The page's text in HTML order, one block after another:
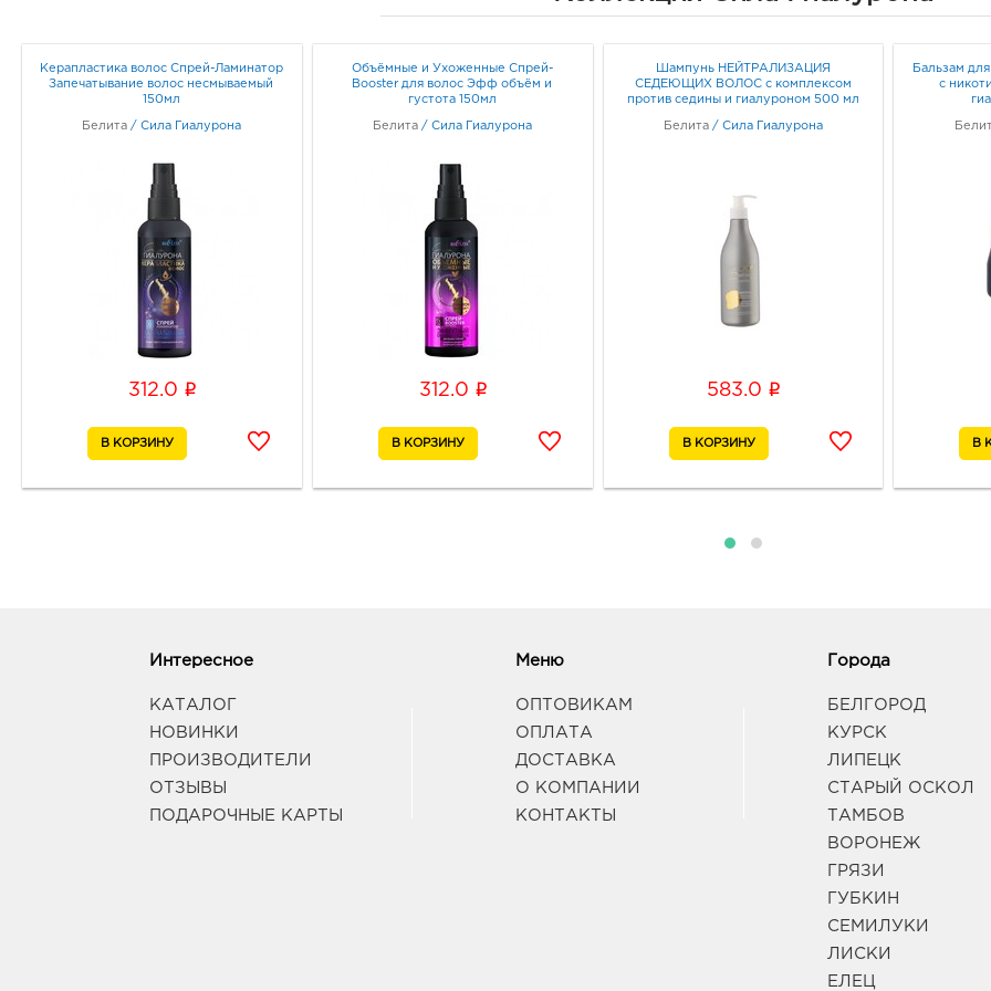
Керапластика волос Спрей-Ламинатор
Запечатывание волос несмываемый
150мл
Белита /Сила Гиалурона
312.0 i
Объёмные и Ухоженные Спрей-
Booster для волос Эфф объём и
густота 150мл
Белита /Сила Гиалурона
312.0 i
Шампунь НЕЙТРАЛИЗАЦИЯ
СЕДЕЮЩИХ ВОЛОС с комплексом
против седины и гиалуроном 500 мл
Белита / Сила Гиалурона
583.0 i
Бальзам
с
Интересное
КАТАЛОГ
НОВИНКИ
ПРОИЗВОДИТЕЛИ
ОТЗЫВЫ
ПОДАРОЧНЫЕ КАРТЫ
Меню
ОПТОВИКАМ
ОПЛАТА
ДОСТАВКА
О КОМПАНИИ
КОНТАКТЫ
Города
БЕЛГОРОД
КУРСК
ЛИПЕЦК
СТАРЫЙ ОСКОЛ
ТАМБОВ
ВОРОНЕЖ
ГРЯЗИ
ГУБКИН
СЕМИЛУКИ
ЛИСКИ
ЕЛЕЦ